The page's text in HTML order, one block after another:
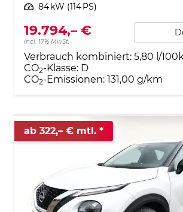
Leistung 84 kW (114 PS)
19.794,– €
incl. 17% MwSt.
Verbrauch kombiniert: 5,80 l/
CO2-Klasse: D
CO2-Emissionen: 131,00 g/km
ab 322,– € mtl.